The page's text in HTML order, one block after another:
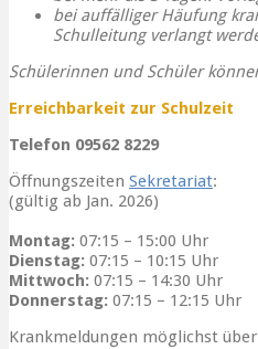
bei auffälliger Häufung
Schulleitung verlangt
Schülerinnen und Schüler
Erreichbarkeit zur Schulzeit
Telefon 09562 8229
Öffnungszeiten Sekretariat:
(gültig ab Jan. 2026)
Montag: 07:15 – 15:00 Uhr
Dienstag: 07:15 – 10:15 Uhr
Mittwoch: 07:15 – 14:30 Uhr
Donnerstag: 07:15 – 12:15 Uhr
Krankmeldungen möglichst über